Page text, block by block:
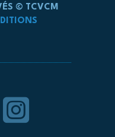
© TCVCM